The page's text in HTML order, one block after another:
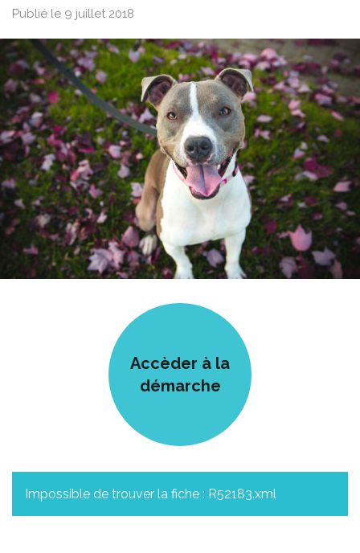
Publié le 9 juillet 2018
Accèder à la
démarche
Impossible de trouver la fiche : R52183.xml